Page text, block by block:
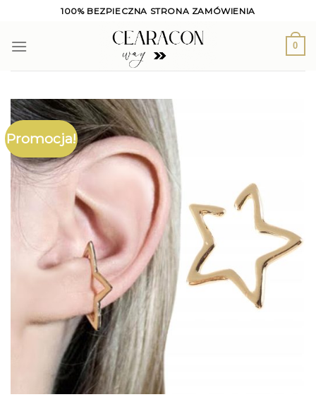
content
100% BEZPIECZNA STRONA ZAMÓWIENIA
0
Promocja!